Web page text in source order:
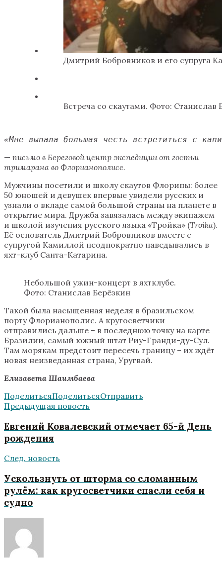
Дмитрий Бобровников и его супруга
Встреча со скаутами. Фото: Станислав
«Мне выпала большая честь встретиться с
— письмо в Береговой центр экспедиции от гостьи
тримарана во Флорианополисе.
Мужчины посетили и школу скаутов Флорипы: более
50 юношей и девушек впервые увидели русских и
узнали о вкладе самой большой страны на планете в
открытие мира. Дружба завязалась между экипажем
и школой изучения русского языка «Тройка» (Troika).
Её основатель Дмитрий Бобровников вместе с
супругой Камиллой неоднократно наведывались в
яхт-клуб Санта-Катарина.
Небольшой ужин-концерт в яхтклубе.
Фото: Станислав Берёзкин
Такой была насыщенная неделя в бразильском
порту Флорианополис. А кругосветчики
отправились дальше – в последнюю точку на карте
Бразилии, самый южный штат Риу-Гранди-ду-Сул.
Там морякам предстоит пересечь границу – их ждёт
новая неизведанная страна, Уругвай.
Елизавета Шаимбаева
ПоделитьсяПоделитьсяОтправить
Предыдущая новость
Евгений Ковалевский отмечает 65-й День
рождения
След. новость
Ускользнуть от шторма со сломанным
рулём: как кругосветчики спасли себя и
судно